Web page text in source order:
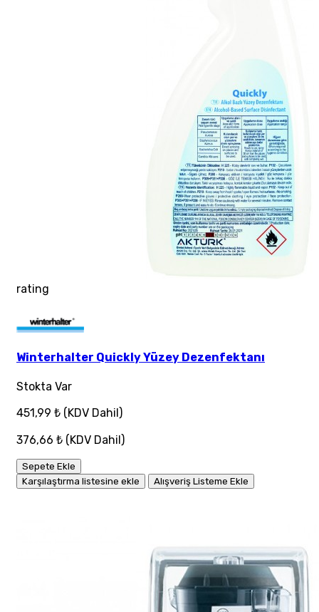
rating
Winterhalter Quickly Yüzey Dezenfektanı
Stokta Var
451,99 ₺ (KDV Dahil)
376,66 ₺ (KDV Dahil)
Sepete Ekle
Karşılaştırma listesine ekle
Alışveriş Listeme Ekle